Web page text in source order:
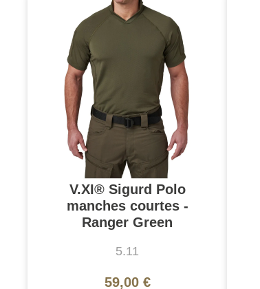
V.XI® Sigurd Polo
manches courtes -
Ranger Green
5.11
59,00 €